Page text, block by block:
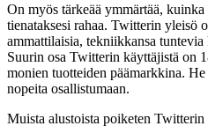
On myös tärkeää ymmärtää,
tienataksesi rahaa. Twitterin yleisö
ammattilaisia, tekniikkansa
Suurin osa Twitterin käyttäjistä on
monien tuotteiden päämarkkina.
nopeita osallistumaan.
Muista alustoista poiketen